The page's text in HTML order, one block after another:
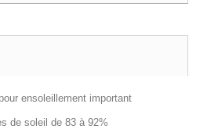
ensoleillement important
de soleil de 83 à 92%